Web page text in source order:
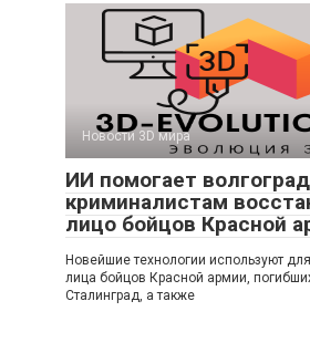
Новости 3D мира
ИИ помогает
криминалистам
лицо бойцов Красной
Новейшие технологии используют
лица бойцов Красной армии,
Сталинград, а также